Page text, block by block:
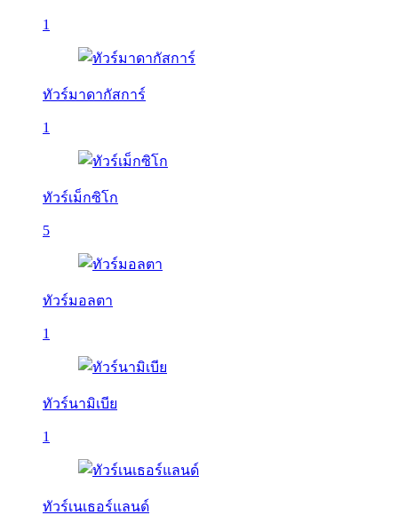
1
ทัวร์มาดากัสการ์
1
ทัวร์เม็กซิโก
5
ทัวร์มอลตา
1
ทัวร์นามิเบีย
1
ทัวร์เนเธอร์แลนด์